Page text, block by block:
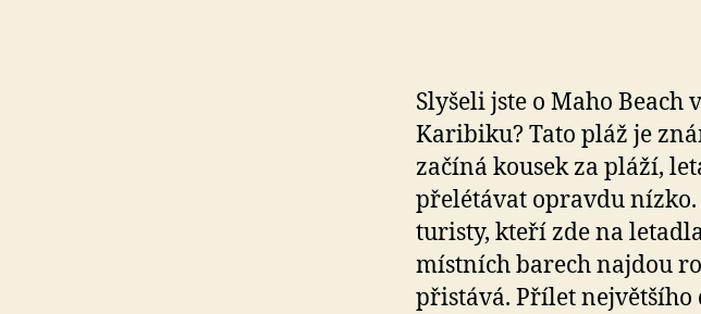
Slyšeli jste o Maho
Karibiku? Tato pláž je
začíná kousek za pláží,
přelétávat opravdu
turisty, kteří zde na
místních barech najdou
přistává. Přílet